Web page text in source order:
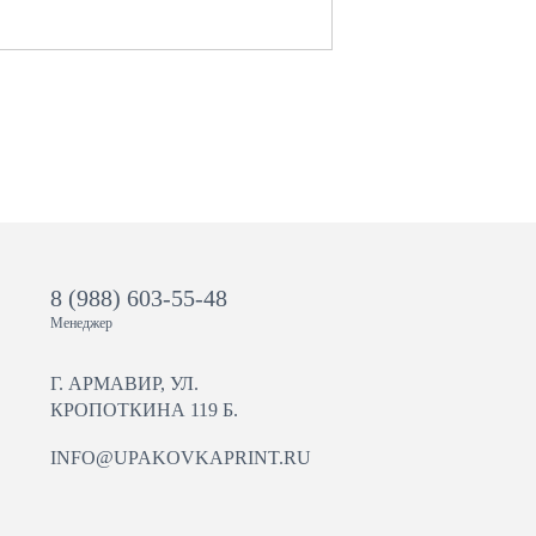
8 (988) 603-55-48
Менеджер
Г. АРМАВИР, УЛ.
КРОПОТКИНА 119 Б.
INFO@UPAKOVKAPRINT.RU